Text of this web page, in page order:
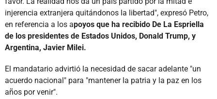
injerencia extranjera quitándonos la libertad", expresó Petro,
en referencia a los apoyos que ha recibido De La Espriella
de los presidentes de Estados Unidos, Donald Trump, y
Argentina, Javier Milei.
El mandatario advirtió la necesidad de sacar adelante "un
acuerdo nacional" para "mantener la patria y la paz en los
años por venir".